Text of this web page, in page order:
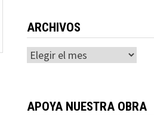
ARCHIVOS
Archivos
APOYA NUESTRA OBRA